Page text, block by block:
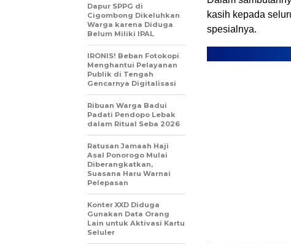
kasih kepada
spesialnya.
Dapur SPPG di
Cigombong Dikeluhkan
Warga karena Diduga
Belum Miliki IPAL
IRONIS! Beban Fotokopi
Menghantui Pelayanan
Publik di Tengah
Gencarnya Digitalisasi
Ribuan Warga Badui
Padati Pendopo Lebak
dalam Ritual Seba 2026
Ratusan Jamaah Haji
Asal Ponorogo Mulai
Diberangkatkan,
Suasana Haru Warnai
Pelepasan
Konter XXD Diduga
Gunakan Data Orang
Lain untuk Aktivasi Kartu
Seluler